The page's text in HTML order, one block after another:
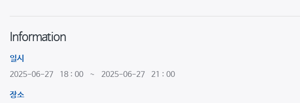
Information
일시
2025-06-27 18 : 00 ~ 2025-06-27 21 : 00
장소